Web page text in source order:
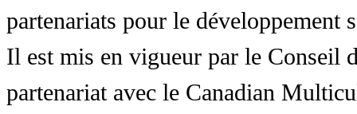
partenariats pour le développement
Il est mis en vigueur par le Conseil
partenariat avec le Canadian